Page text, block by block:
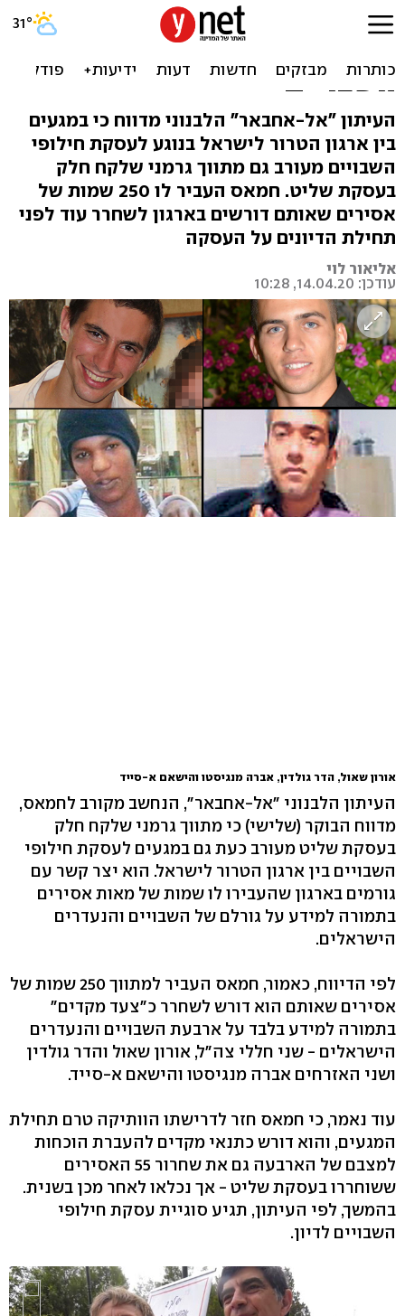
דיווח: התנאי של חמאס - 250
אסירים עבור מידע על
השבויים
העיתון "אל-אחבאר" הלבנוני מדווח כי במגעים
בין ארגון הטרור לישראל בנוגע לעסקת חילופי
השבויים מעורב גם מתווך גרמני שלקח חלק
בעסקת שליט. חמאס העביר לו 250 שמות של
אסירים שאותם דורשים בארגון לשחרר עוד לפני
תחילת הדיונים על העסקה
אליאור לוי
עודכן: 14.04.20, 10:28
אורון שאול, הדר גולדין, אברה מנגיסטו והישאם א-סייד
העיתון הלבנוני "אל-אחבאר", הנחשב מקורב לחמאס,
מדווח הבוקר (שלישי) כי מתווך גרמני שלקח חלק
בעסקת שליטמעורב כעת גם במגעים לעסקת חילופי
השבויים בין ארגון הטרור לישראל. הוא יצר קשר עם
גורמים בארגון שהעבירו לו שמות של מאות אסירים
בתמורה למידע על גורלם של השבויים והנעדרים
הישראלים.
לפי הדיווח, כאמור, חמאס העביר למתווך 250 שמות של
אסירים שאותם הוא דורש לשחרר כ"צעד מקדים"
בתמורה למידע בלבד על ארבעת השבויים והנעדרים
הישראלים - שני חללי צה"ל, אורון שאול והדר גולדין
ושני האזרחים אברה מנגיסטו והישאם א-סייד.
עוד נאמר, כי חמאס חזר לדרישתו הוותיקה טרם תחילת
המגעים, והוא דורש כתנאי מקדים להעברת הוכחות
למצבם של הארבעה גם את שחרור 55 האסירים
ששוחררו בעסקת שליט - אך נכלאו לאחר מכן בשנית.
בהמשך, לפי העיתון, תגיע סוגיית עסקת חילופי
השבויים לדיון.